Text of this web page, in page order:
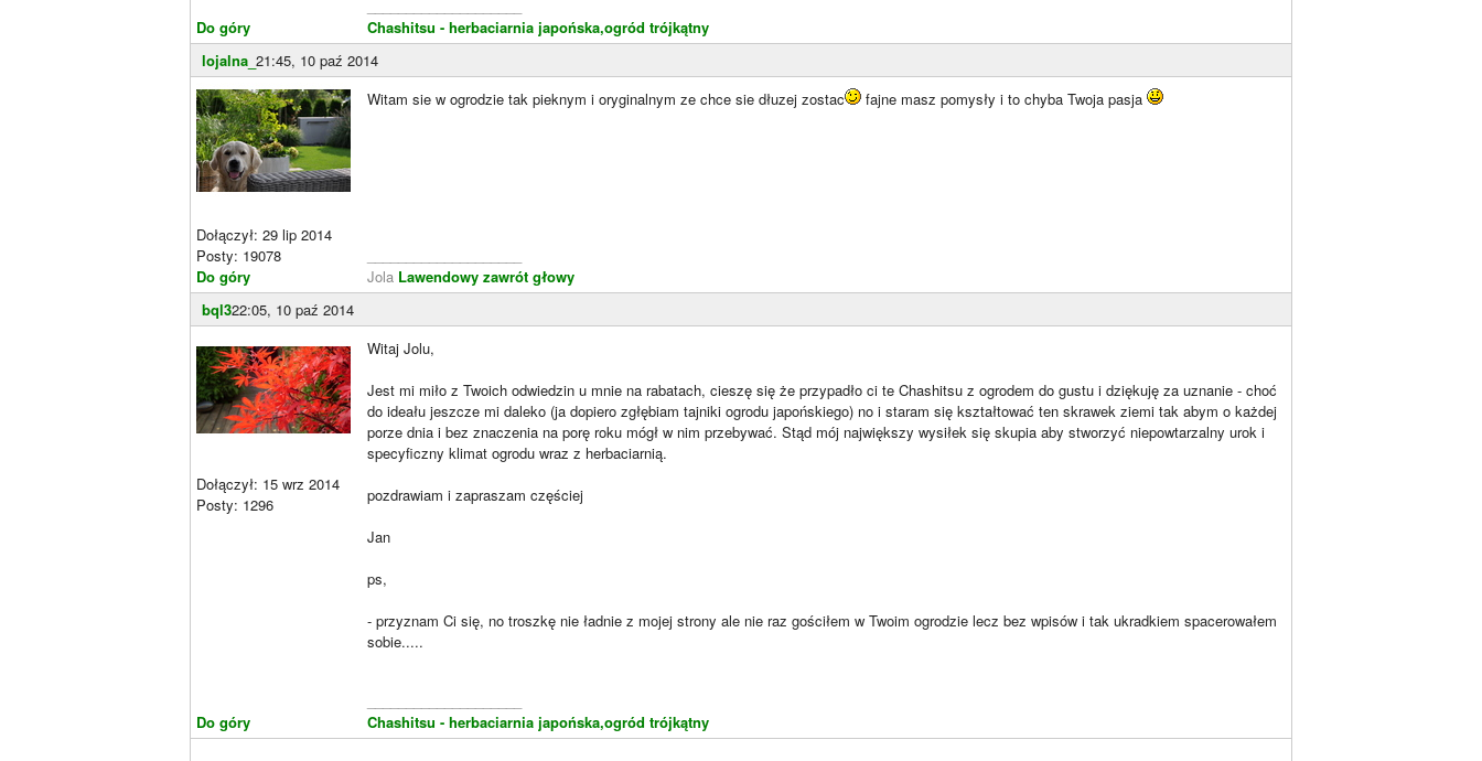
Do góry
Chashitsu - herbaciarnia japońska,ogród trójkątny
lojalna_ 21:45, 10 paź 2014
Dołączył: 29 lip 2014
Posty: 19078
Do góry
Witam sie w ogrodzie tak pieknym i oryginalnym ze chce sie dłuzej zostac fajne masz pomysły i to chyba Twoja pasja
Jola Lawendowy zawrót głowy
bql322:05, 10 paź 2014
Dołączył: 15 wrz 2014
Posty: 1296
Do góry
Witaj Jolu,
Jest mi miło z Twoich odwiedzin u mnie na rabatach, cieszę się że przypadło ci te Chashitsu z ogrodem do gustu i dziękuję za uznanie - choć
do ideału jeszcze mi daleko (ja dopiero zgłębiam tajniki ogrodu japońskiego) no i staram się kształtować ten skrawek ziemi tak abym o każdej
porze dnia i bez znaczenia na porę roku mógł w nim przebywać. Stąd mój największy wysiłek się skupia aby stworzyć niepowtarzalny urok i
specyficzny klimat ogrodu wraz z herbaciarnią.
pozdrawiam i zapraszam częściej
Jan
ps,
- przyznam Ci się, no troszkę nie ładnie z mojej strony ale nie raz gościłem w Twoim ogrodzie lecz bez wpisów i tak ukradkiem spacerowałem
sobie.....
Chashitsu - herbaciarnia japońska,ogród trójkątny